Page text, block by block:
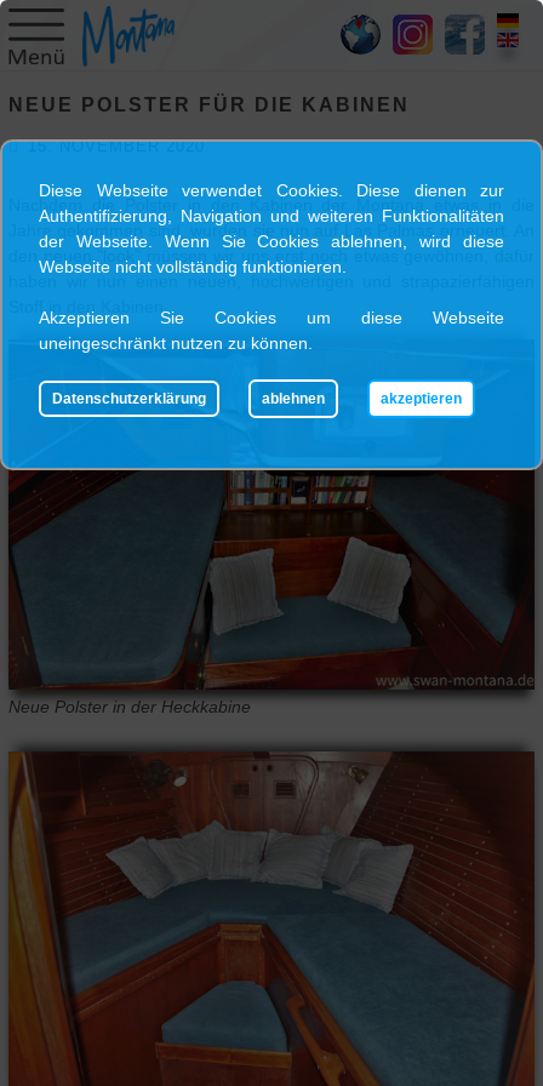
HOME
SKIPPER
TRIPS
BLOG
KONTAKT
NEUE POLSTER FÜR DIE KABINEN
15. NOVEMBER 2020
Jahre gekommen sind, wurden sie nun auf Las Palmas erneuert. An
den neuen "look" müssen wir uns erst noch etwas gewöhnen, dafür
haben wir nun einen neuen, hochwertigen und strapazierfähigen
Neue Polster in der Heckkabine
Diese Webseite verwendet Cookies. Diese dienen zur
Authentifizierung, Navigation und weiteren Funktionalitäten
der Webseite. Wenn Sie Cookies ablehnen, wird diese
Webseite nicht vollständig funktionieren.
Akzeptieren Sie Cookies um diese Webseite
uneingeschränkt nutzen zu können.
Datenschutzerklärung ablehnen akzeptieren